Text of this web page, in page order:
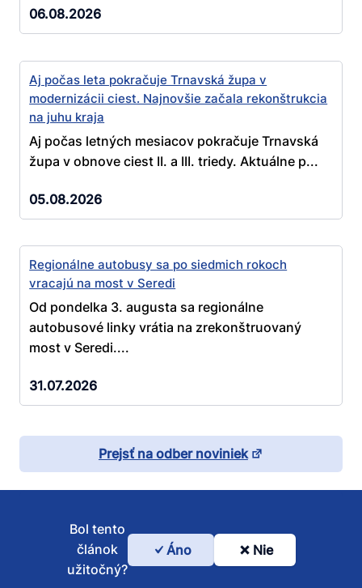
06.08.2026
Aj počas leta pokračuje Trnavská župa v
modernizácii ciest. Najnovšie začala rekonštrukcia
na juhu kraja
Aj počas letných mesiacov pokračuje Trnavská
župa v obnove ciest II. a III. triedy. Aktuálne p...
05.08.2026
Regionálne autobusy sa po siedmich rokoch
vracajú na most v Seredi
Od pondelka 3. augusta sa regionálne
autobusové linky vrátia na zrekonštruovaný
most v Seredi....
31.07.2026
Prejsť na odber noviniek
Bol
Bol tento
článok
užitočný?
Áno Nie